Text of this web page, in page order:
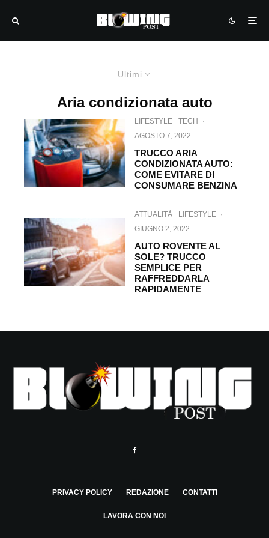
Ultimi
Aria condizionata auto
LIFESTYLE TECH
·
AGOSTO 7, 2022
TRUCCO ARIA
CONDIZIONATA AUTO:
COME EVITARE DI
CONSUMARE BENZINA
ATTUALITÀ LIFESTYLE ·
GIUGNO 2, 2022
AUTO ROVENTE AL
SOLE? TRUCCO
SEMPLICE PER
RAFFREDDARLA
RAPIDAMENTE
PRIVACY POLICY REDAZIONE CONTATTI
LAVORA CON NOI